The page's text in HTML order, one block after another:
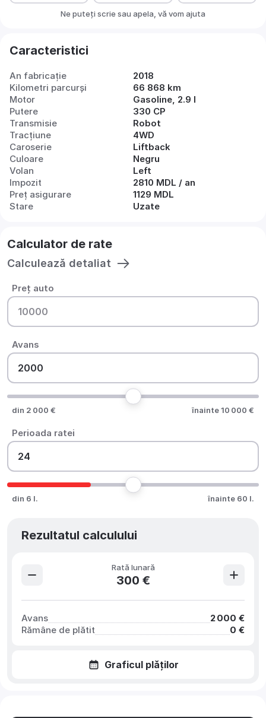
Ne puteți scrie sau apela, vă vom ajuta
Caracteristici
An fabricație
2018
Kilometri parcurși
66 868 km
Motor
Gasoline, 2.9 l
Putere
330 CP
Transmisie
Robot
Tracțiune
4WD
Caroserie
Liftback
Culoare
Negru
Volan
Left
Impozit
2810 MDL / an
Preț asigurare
1129 MDL
Stare
Uzate
Calculator de rate
Calculează detaliat
Preț auto
Avans
din 2 000 € înainte 10 000 €
Perioada ratei
din 6 l. înainte 60 l.
Rezultatul calculului
Rată lunară
300 €
Avans
2 000 €
Rămâne de plătit
0 €
Graficul plăților